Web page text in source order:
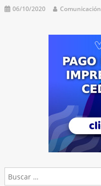
06/10/2020 Comunicación